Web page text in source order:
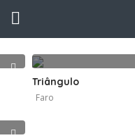
Triângulo
Faro